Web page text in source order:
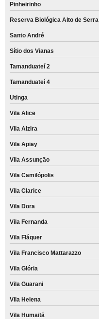
Pinheirinho
Reserva Biológica Alto de Serra
Santo André
Sítio dos Vianas
Tamanduateí 2
Tamanduateí 4
Utinga
Vila Alice
Vila Alzira
Vila Apiay
Vila Assunção
Vila Camilópolis
Vila Clarice
Vila Dora
Vila Fernanda
Vila Fláquer
Vila Francisco Mattarazzo
Vila Glória
Vila Guarani
Vila Helena
Vila Humaitá